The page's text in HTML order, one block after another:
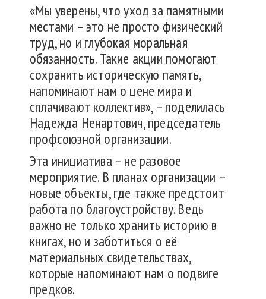
«Мы уверены, что уход за памятными
местами – это не просто физический
труд, но и глубокая моральная
обязанность. Такие акции помогают
сохранить историческую память,
напоминают нам о цене мира и
сплачивают коллектив», – поделилась
Надежда Ненартович, председатель
профсоюзной организации.
Эта инициатива – не разовое
мероприятие. В планах организации –
новые объекты, где также предстоит
работа по благоустройству. Ведь
важно не только хранить историю в
книгах, но и заботиться о её
материальных свидетельствах,
которые напоминают нам о подвиге
предков.